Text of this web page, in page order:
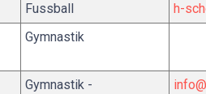
Fussball
h-
Gymnastik
Gymnastik -